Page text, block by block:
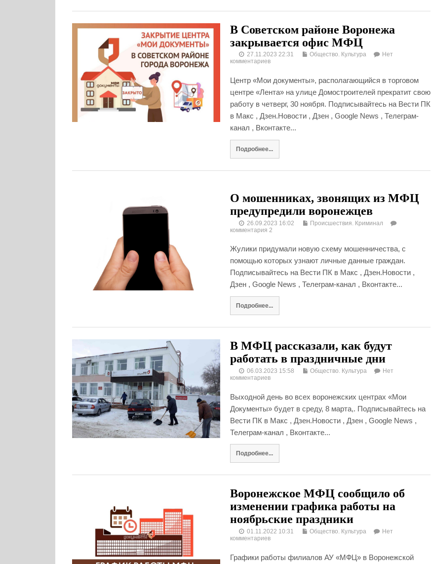
В Советском районе Воронежа
закрывается офис МФЦ
27.11.2023 22:31 Общество. Культура
Нет
комментариев
Центр «Мои документы», располагающийся в торговом
центре «Лента» на улице Домостроителей прекратит свою
работу в четверг, 30 ноября. Подписывайтесь на Вести ПК
в Макс , Дзен.Новости , Дзен , Google News , Телеграм-
канал , Вконтакте...
Подробнее...
О мошенниках, звонящих из МФЦ
предупредили воронежцев
26.09.2023 16:02
Происшествия. Криминал
комментария 2
Жулики придумали новую схему мошенничества, с
помощью которых узнают личные данные граждан.
Подписывайтесь на Вести ПК в Макс , Дзен.Новости ,
Дзен , Google News , Телеграм-канал , Вконтакте...
Подробнее...
В МФЦ рассказали, как будут
работать в праздничные дни
06.03.2023 15:58 Общество. Культура
Нет
комментариев
Выходной день во всех воронежских центрах «Мои
Документы» будет в среду, 8 марта,. Подписывайтесь на
Вести ПК в Макс , Дзен.Новости , Дзен , Google News ,
Телеграм-канал , Вконтакте...
Подробнее...
Воронежское МФЦ сообщило об
изменении графика работы на
ноябрьские праздники
01.11.2022 10:31 Общество. Культура
Нет
комментариев
Графики работы филиалов АУ «МФЦ» в Воронежской